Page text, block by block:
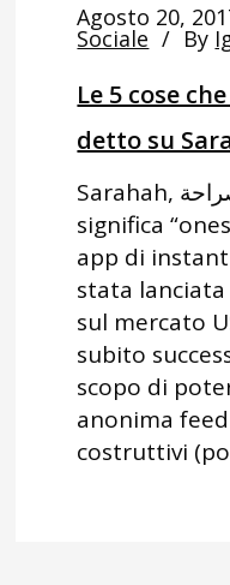
Agosto 20,
Sociale By
Le 5 cose
detto su
Sarahah, صراحة, che in arabo
significa
app di
stata
sul mercato
subito
scopo di
anonima
costruttivi